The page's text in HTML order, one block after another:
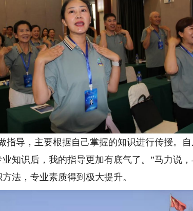
导，主要根据自己掌握的知识进行传授。自
知识后，我的指导更加有底气了。”马力说
法，专业素质得到极大提升。